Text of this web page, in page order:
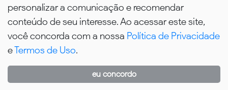
wPós - 2026. Todos os Direitos Reservados.
WhatsApp
personalizar a comunicação e recomendar
conteúdo de seu interesse. Ao acessar este site,
você concorda com a nossa Política de Privacidade
eTermos de Uso.
eu concordo